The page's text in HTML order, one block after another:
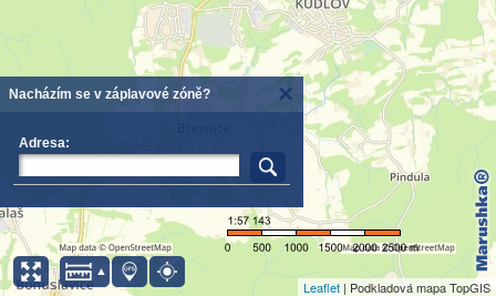
Leaflet | Podkladová mapa TopGIS
Nacházím se v záplavové zóně?
Adresa: